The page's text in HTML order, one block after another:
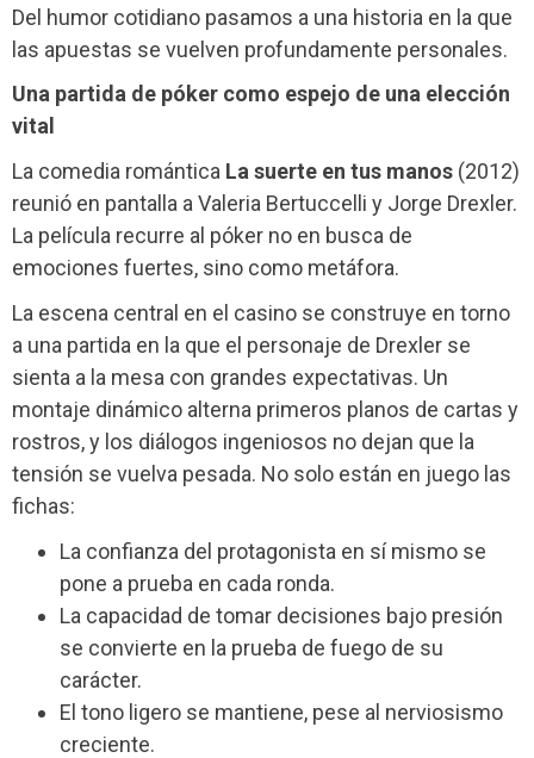
Del humor cotidiano pasamos a una historia en la que
las apuestas se vuelven profundamente personales.
Una partida de póker como espejo de una elección
vital
La comedia romántica La suerte en tus manos (2012)
reunió en pantalla a Valeria Bertuccelli y Jorge Drexler.
La película recurre al póker no en busca de
emociones fuertes, sino como metáfora.
La escena central en el casino se construye en torno
a una partida en la que el personaje de Drexler se
sienta a la mesa con grandes expectativas. Un
montaje dinámico alterna primeros planos de cartas y
rostros, y los diálogos ingeniosos no dejan que la
tensión se vuelva pesada. No solo están en juego las
fichas:
La confianza del protagonista en sí mismo se
pone a prueba en cada ronda.
La capacidad de tomar decisiones bajo presión
se convierte en la prueba de fuego de su
carácter.
El tono ligero se mantiene, pese al nerviosismo
creciente.